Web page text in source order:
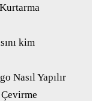
kim
Nasıl Yapılır